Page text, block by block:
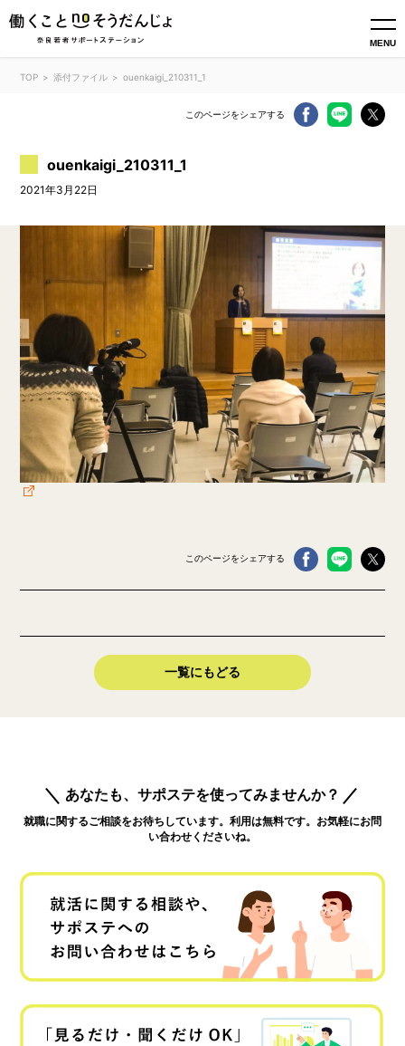
MENU
TOP 添付ファイル ouenkaigi_210311_1
このページをシェアする
ouenkaigi_210311_1
2021年3月22日
このページをシェアする
一覧にもどる
あなたも、サポステを使ってみませんか？
就職に関するご相談をお待ちしています。利用は無料です。お気軽にお問
い合わせくださいね。